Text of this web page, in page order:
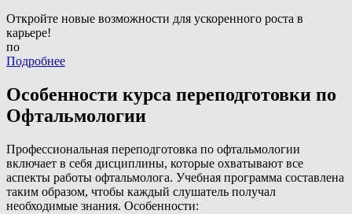
Откройте новые возможности для ускоренного роста в
карьере!
по
Подробнее
Особенности курса переподготовки по
Офтальмологии
Профессиональная переподготовка по офтальмологии
включает в себя дисциплины, которые охватывают все
аспекты работы офтальмолога. Учебная программа составлена
таким образом, чтобы каждый слушатель получал
необходимые знания. Особенности: